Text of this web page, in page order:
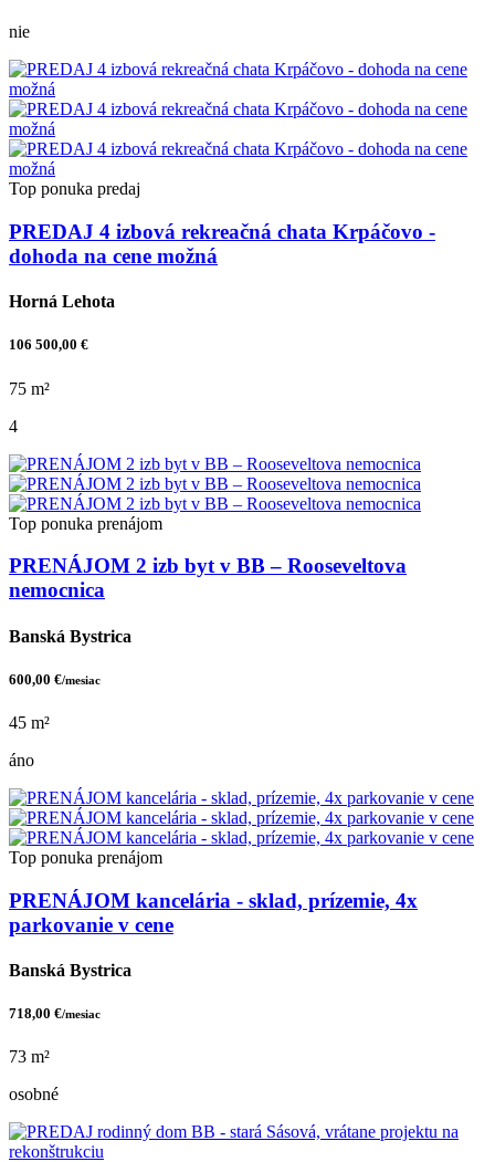
nie
Top ponuka predaj
PREDAJ 4 izbová rekreačná chata Krpáčovo -
dohoda na cene možná
Horná Lehota
106 500,00 €
75 m²
4
Top ponuka prenájom
PRENÁJOM 2 izb byt v BB – Rooseveltova
nemocnica
Banská Bystrica
600,00 €/mesiac
45 m²
áno
Top ponuka prenájom
PRENÁJOM kancelária - sklad, prízemie, 4x
parkovanie v cene
Banská Bystrica
718,00 €/mesiac
73 m²
osobné